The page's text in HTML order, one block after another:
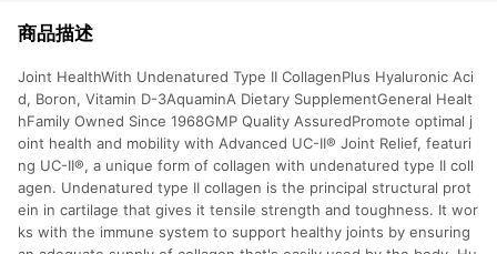
商品描述
Joint HealthWith Undenatured Type II CollagenPlus Hyaluronic Aci
d, Boron, Vitamin D-3AquaminA Dietary SupplementGeneral Healt
hFamily Owned Since 1968GMP Quality AssuredPromote optimal j
oint health and mobility with Advanced UC-II® Joint Relief, featuri
ng UC-II®, a unique form of collagen with undenatured type II coll
agen. Undenatured type II collagen is the principal structural prot
ein in cartilage that gives it tensile strength and toughness. It wor
ks with the immune system to support healthy joints by ensuring